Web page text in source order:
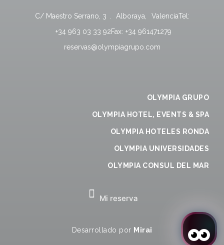
C/ Maestro Serrano, 3 Alboraya ValenciaTel:
+34 963 03 33 92Fax: +34 961471279
reservas@olympiagrupo.com
OLYMPIA GRUPO
OLYMPIA HOTEL, EVENTS & SPA
OLYMPIA HOTELES RONDA
OLYMPIA UNIVERSIDADES
OLYMPIA CONSUL DEL MAR
Mi reserva
Desarrollado por Mirai